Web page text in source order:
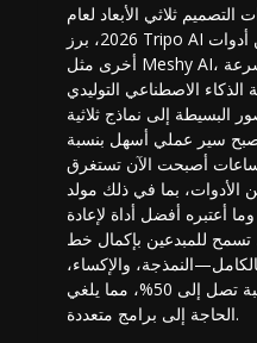
ثلاثي الأبعاد لعام
2026، برز Tripo AI كمبتكر حقيقي. بعد التحول من أدوات
أخرى مثل Meshy AI، أذهلتني على الفور الجودة والسرعة
الذكاء الاصطناعي التوليدي
البسيطة إلى نماذج ثلاثية
سير عملي أسهل بنسبة
أصبحت الآن تستغرق
من الأدوات، بما في ذلك مولد
أعتبره أفضل أداة لإعادة
للمبدعين بإكمال خط
بالكامل—النمذجة، والإكساء،
والتحريك—بسرعة أكبر بنسبة تصل إلى 50%، مما يلغي
الحاجة إلى برامج متعددة.